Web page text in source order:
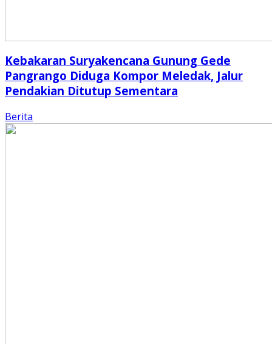
Kebakaran Suryakencana Gunung Gede
Pangrango Diduga Kompor Meledak, Jalur
Pendakian Ditutup Sementara
Berita